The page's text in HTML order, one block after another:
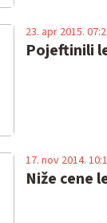
Pojeftinili
23. apr 2015.
Niže cene
17. nov 2014.